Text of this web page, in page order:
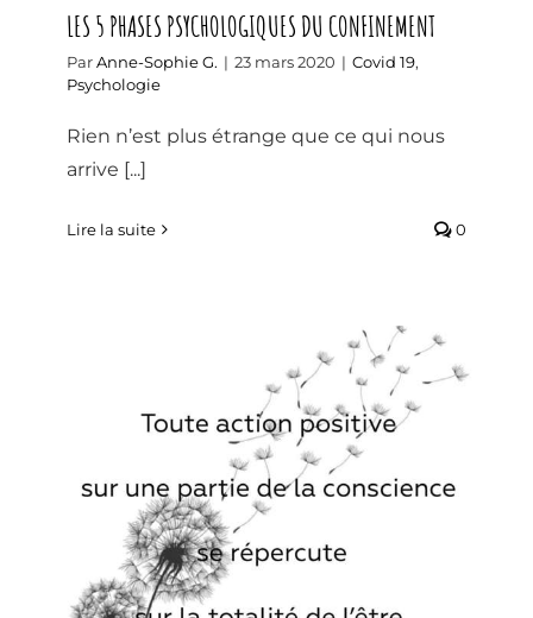
LES 5 PHASES PSYCHOLOGIQUES DU CONFINEMENT
ParAnne-Sophie G. | 23 mars 2020 | Covid 19,
Psychologie
Rien n’est plus étrange que ce qui nous
arrive [...]
Lire la suite 0
CORONAVIRUS (COVID-19) –
CONSEILS PSYCHOLOGIQUES